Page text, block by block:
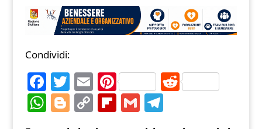
Condividi:
F
a
c
T
w
itt
E
m
ai
Pi
nt
er
R
W Bl
o
C
o
Fl G
m
T